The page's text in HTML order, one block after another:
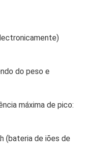
do peso e
máxima de pico:
(bateria de iões de